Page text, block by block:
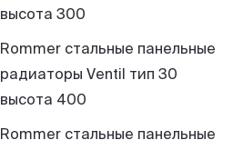
высота 300
Rommer стальные панельные
радиаторы Ventil тип 30
высота 400
Rommer стальные панельные